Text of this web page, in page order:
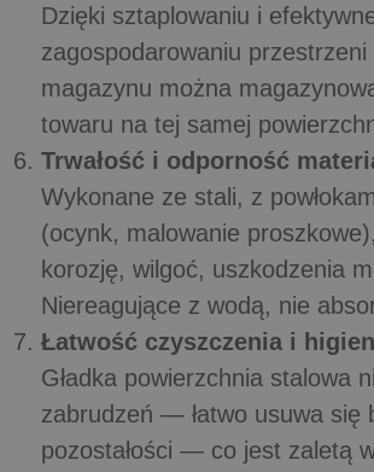
Dzięki sztaplowaniu i
zagospodarowaniu przestrzeni
magazynu można
towaru na tej samej
Trwałość i odporność
Wykonane ze stali, z
(ocynk, malowanie
korozję, wilgoć, uszkodzenia
Niereagujące z wodą, nie
Łatwość czyszczenia i
Gładka powierzchnia stalowa
zabrudzeń — łatwo usuwa się
pozostałości — co jest zaletą